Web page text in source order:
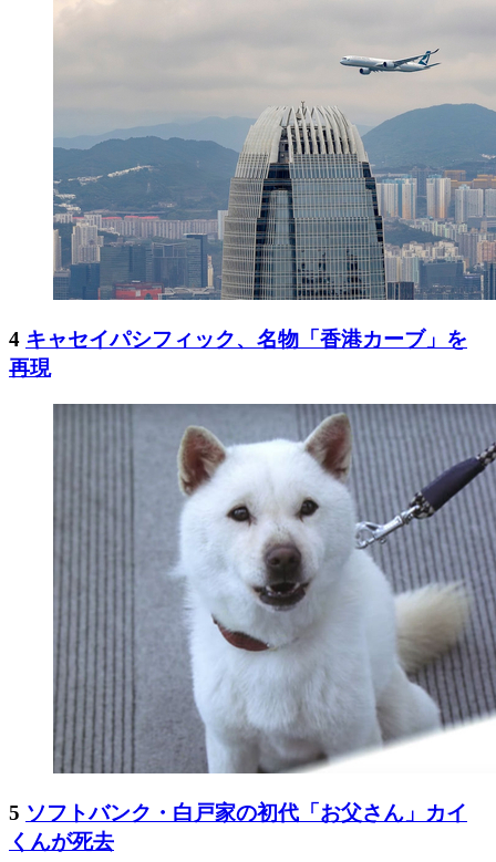
4 キャセイパシフィック、名物「香港カーブ」を
再現
5 ソフトバンク・白戸家の初代「お父さん」カイ
くんが死去